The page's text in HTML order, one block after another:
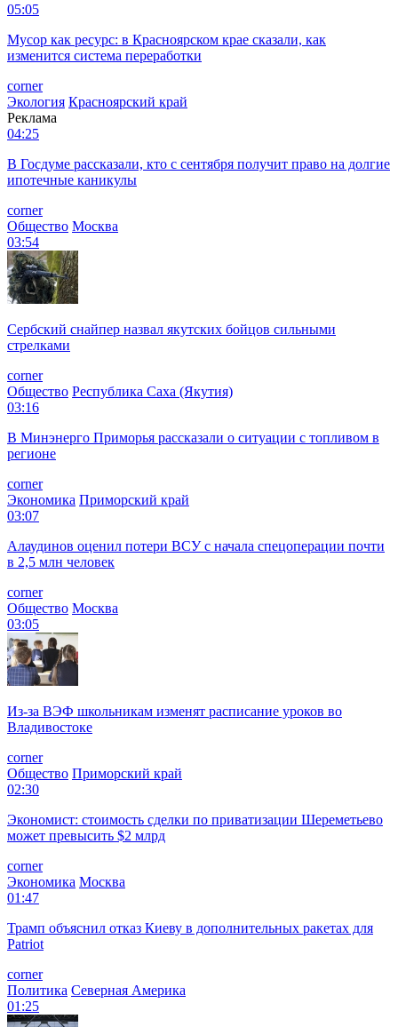
05:05
Мусор как ресурс: в Красноярском крае сказали, как
изменится система переработки
corner
Экология Красноярский край
Реклама
04:25
В Госдуме рассказали, кто с сентября получит право на долгие
ипотечные каникулы
corner
Общество Москва
03:54
Сербский снайпер назвал якутских бойцов сильными
стрелками
corner
Общество Республика Саха (Якутия)
03:16
В Минэнерго Приморья рассказали о ситуации с топливом в
регионе
corner
Экономика Приморский край
03:07
Алаудинов оценил потери ВСУ с начала спецоперации почти
в 2,5 млн человек
corner
Общество Москва
03:05
Из-за ВЭФ школьникам изменят расписание уроков во
Владивостоке
corner
Общество Приморский край
02:30
Экономист: стоимость сделки по приватизации Шереметьево
может превысить $2 млрд
corner
Экономика Москва
01:47
Трамп объяснил отказ Киеву в дополнительных ракетах для
Patriot
corner
Политика Северная Америка
01:25